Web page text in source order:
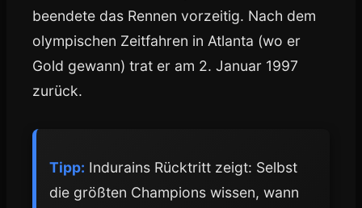
beendete das Rennen vorzeitig. Nach dem
olympischen Zeitfahren in Atlanta (wo er
Gold gewann) trat er am 2. Januar 1997
zurück.
Tipp: Indurains Rücktritt zeigt: Selbst
die größten Champions wissen, wann